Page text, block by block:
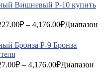
₽ – 4,176.00₽Диапазон
₽ – 4,176.00₽Диапазон